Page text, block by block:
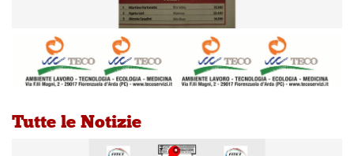
Classifica finale
Tutte le Notizie